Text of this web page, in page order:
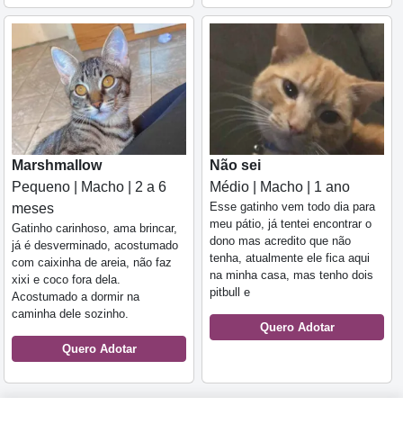
Marshmallow
Pequeno | Macho | 2 a 6
meses
Gatinho carinhoso, ama brincar,
já é desverminado, acostumado
com caixinha de areia, não faz
xixi e coco fora dela.
Acostumado a dormir na
caminha dele sozinho.
Quero Adotar
Não sei
Médio | Macho | 1 ano
Esse gatinho vem todo dia para
meu pátio, já tentei encontrar o
dono mas acredito que não
tenha, atualmente ele fica aqui
na minha casa, mas tenho dois
pitbull e
Quero Adotar